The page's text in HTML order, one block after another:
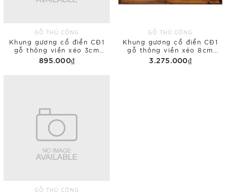
GỖ THỦ CÔNG
Khung gương cổ điển CĐ1
gỗ thông viền xéo 3cm
60x80 phủ bì
895.000₫
GỖ THỦ CÔNG
Khung gương cổ điển CĐ1
gỗ thông viền xéo 8cm
80x120 phủ bì
3.275.000₫
GỖ THỦ CÔNG